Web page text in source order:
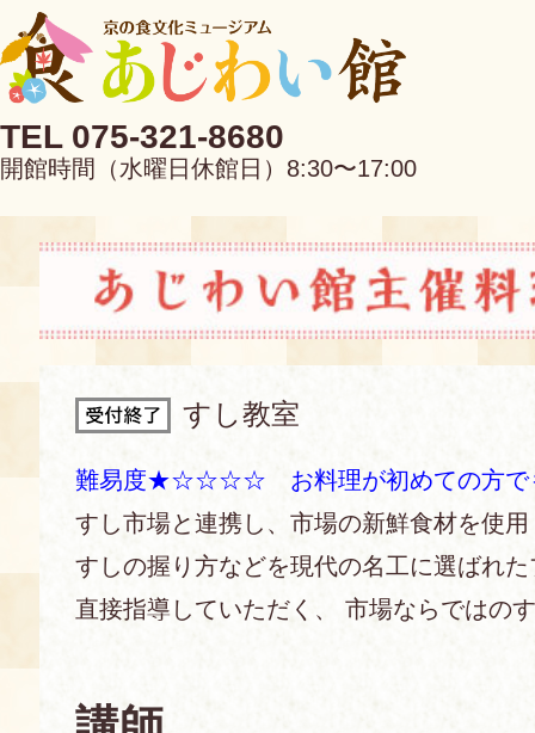
TEL 075-321-8680
開館時間（水曜日休館日）8:30〜17:00
EN 中文
当館について
あじわい館とは
料理教室
すし教室
難易度★☆☆☆☆ お料理が初めての方で
すし市場と連携し、市場の新鮮食材を使用
すしの握り方などを現代の名工に選ばれ
直接指導していただく、 市場ならではの